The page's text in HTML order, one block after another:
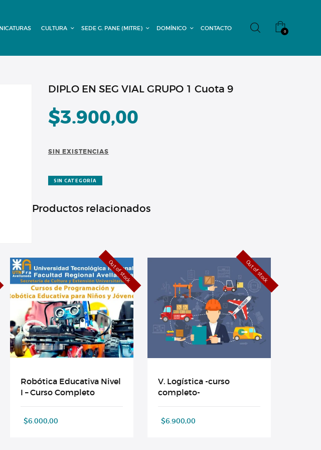
CULTURA SEDE G. PANE (MITRE) DOMÍNICO CONTACTO 0
DIPLO EN SEG VIAL GRUPO 1 Cuota 9
$3.900,00
SIN EXISTENCIAS
SIN CATEGORÍA
Productos relacionados
Out of stock
Robótica Educativa Nivel
I – Curso Completo
$6.000,00
Out of stock
V. Logística -curso
completo-
$6.900,00